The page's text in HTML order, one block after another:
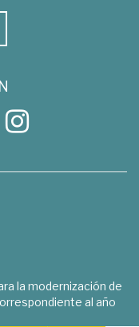
la modernización de
al año